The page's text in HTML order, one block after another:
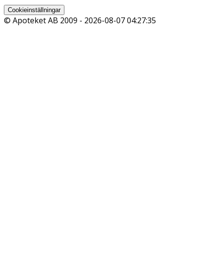
Cookieinställningar
© Apoteket AB 2009 - 2026-08-07 04:27:35